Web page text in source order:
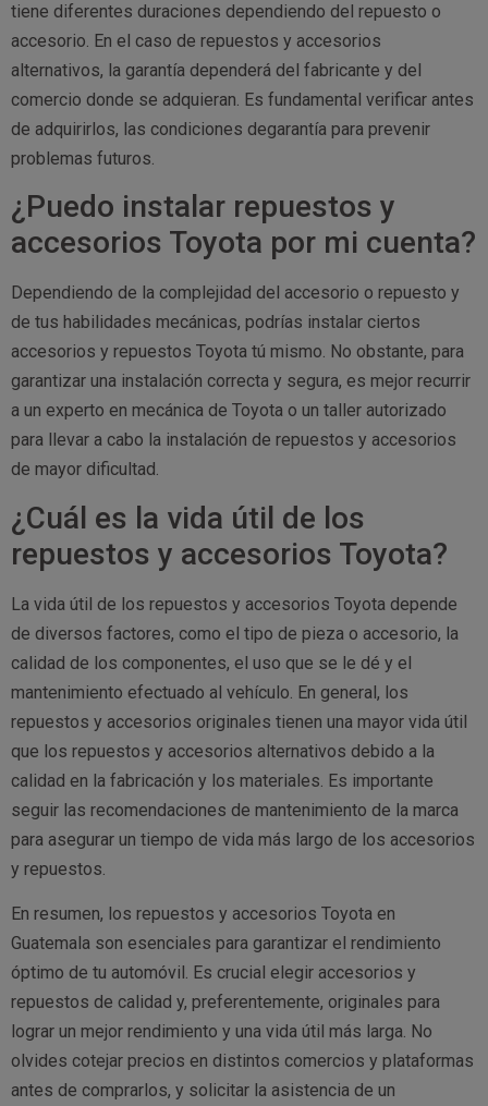
tiene diferentes duraciones dependiendo del repuesto o
accesorio. En el caso de repuestos y accesorios
alternativos, la garantía dependerá del fabricante y del
comercio donde se adquieran. Es fundamental verificar antes
de adquirirlos, las condiciones degarantía para prevenir
problemas futuros.
¿Puedo instalar repuestos y
accesorios Toyota por mi cuenta?
Dependiendo de la complejidad del accesorio o repuesto y
de tus habilidades mecánicas, podrías instalar ciertos
accesorios y repuestos Toyota tú mismo. No obstante, para
garantizar una instalación correcta y segura, es mejor recurrir
a un experto en mecánica de Toyota o un taller autorizado
para llevar a cabo la instalación de repuestos y accesorios
de mayor dificultad.
¿Cuál es la vida útil de los
repuestos y accesorios Toyota?
La vida útil de los repuestos y accesorios Toyota depende
de diversos factores, como el tipo de pieza o accesorio, la
calidad de los componentes, el uso que se le dé y el
mantenimiento efectuado al vehículo. En general, los
repuestos y accesorios originales tienen una mayor vida útil
que los repuestos y accesorios alternativos debido a la
calidad en la fabricación y los materiales. Es importante
seguir las recomendaciones de mantenimiento de la marca
para asegurar un tiempo de vida más largo de los accesorios
y repuestos.
En resumen, los repuestos y accesorios Toyota en
Guatemala son esenciales para garantizar el rendimiento
óptimo de tu automóvil. Es crucial elegir accesorios y
repuestos de calidad y, preferentemente, originales para
lograr un mejor rendimiento y una vida útil más larga. No
olvides cotejar precios en distintos comercios y plataformas
antes de comprarlos, y solicitar la asistencia de un